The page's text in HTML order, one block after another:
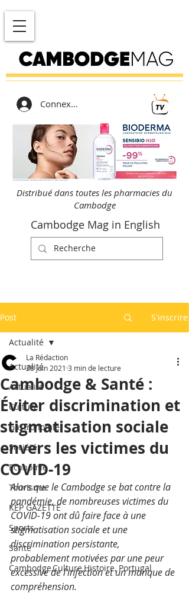
Connexion
Distribué dans toutes les pharmacies du
Cambodge
Cambodge Mag in English
Post S'inscrire
Actualité
Actualité
Culture
Gastronomie
Société
Economie
Tourisme
KEP GAZETTE
Sports
Santé
Cambodge,Culture,Histoire, Portugal
Actualité
Cambodge & Santé :
Éviter discrimination et
stigmatisation sociale
envers les victimes du
COVID-19
La Rédaction
28 juin 2021 3 min de lecture
Alors que le Cambodge se bat contre la
pandémie, de nombreuses victimes du
COVID-19 ont dû faire face à une
stigmatisation sociale et une
discrimination persistante,
probablement motivées par une peur
excessive de l’infection et un manque de
compréhension.